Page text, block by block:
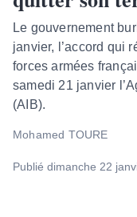
Le gouvernement
janvier, l’accord qui
forces armées
samedi 21 janvier
(AIB).
Mohamed TOURE
Publié dimanche 22